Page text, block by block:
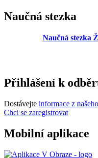
Naučná stezka
Naučná stezka
Přihlášení k
Dostávejte informace z
Chci se zaregistrovat
Mobilní aplikace